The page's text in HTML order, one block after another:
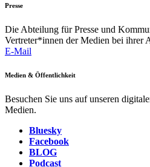
Presse
Die Abteilung für Presse und
Vertreter*innen der Medien bei ihrer
E-Mail
Medien & Öffentlichkeit
Besuchen Sie uns auf unseren
Medien.
Bluesky
Facebook
BLOG
Podcast